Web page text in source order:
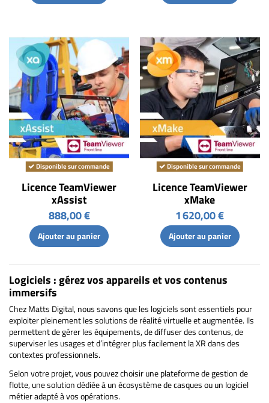
Disponible sur commande
Licence TeamViewer
xAssist
888,00 €
Ajouter au panier
Disponible sur commande
Licence TeamViewer
xMake
1 620,00 €
Ajouter au panier
Logiciels : gérez vos appareils et vos contenus
immersifs
Chez Matts Digital, nous savons que les logiciels sont essentiels pour
exploiter pleinement les solutions de réalité virtuelle et augmentée. Ils
permettent de gérer les équipements, de diffuser des contenus, de
superviser les usages et d’intégrer plus facilement la XR dans des
contextes professionnels.
Selon votre projet, vous pouvez choisir une plateforme de gestion de
flotte, une solution dédiée à un écosystème de casques ou un logiciel
métier adapté à vos opérations.